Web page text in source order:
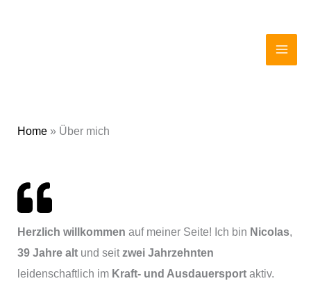
Home » Über mich
Herzlich willkommen auf meiner Seite! Ich bin Nicolas,
39 Jahre alt und seitzwei Jahrzehnten
leidenschaftlich im Kraft- und Ausdauersport aktiv.